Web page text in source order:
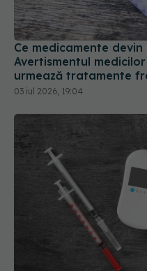
Ce medicamente
Avertismentul
urmează tratamente
03 iul 2026, 19:04
Noile medicamente
riscuri diferite de boli